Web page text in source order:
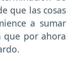
que las cosas
a sumar
que por ahora